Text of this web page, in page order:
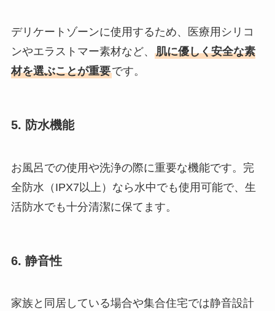
デリケートゾーンに使用するため、医療用シリコ
ンやエラストマー素材など、 肌に優しく安全な素
材を選ぶことが重要です。
5. 防水機能
お風呂での使用や洗浄の際に重要な機能です。完
全防水（IPX7以上）なら水中でも使用可能で、生
活防水でも十分清潔に保てます。
6. 静音性
家族と同居している場合や集合住宅では静音設計